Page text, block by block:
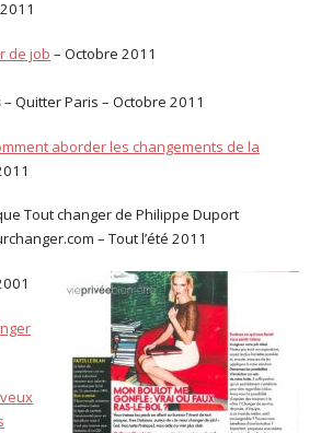
de job – Octobre 2011
– Quitter Paris – Octobre 2011
aborder les changements de la
Tout changer de Philippe Duport
– Tout l’été 2011
veux